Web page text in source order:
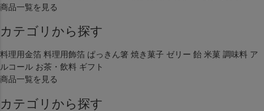
商品一覧を見る
カテゴリから探す
料理用金箔 料理用飾箔 ぱっきん箸 焼き菓子 ゼリー 飴 米菓 調味料 ア
ルコール お茶・飲料 ギフト
商品一覧を見る
カテゴリから探す